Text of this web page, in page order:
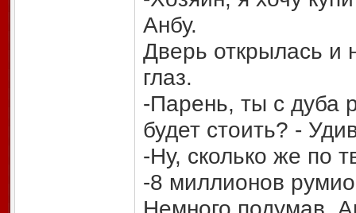
Анбу.
Дверь открылась и
глаз.
-Парень, ты с дуба
будет стоить? -
-Ну, сколько же по
-8 миллионов